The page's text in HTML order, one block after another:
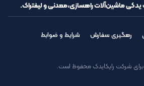
ماشین‌آلات راهسازی،معدنی و لیفتراک.
رهگیری سفارش
شرایط و ضوابط
شرکت رایکایدک محفوظ است.